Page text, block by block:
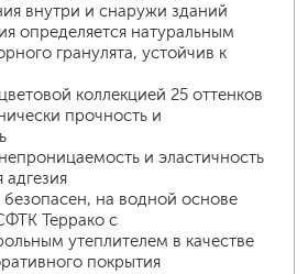
внутри и снаружи зданий
определяется натуральным
гранулята, устойчив к
коллекцией 25 оттенков
прочность и
и эластичность
адгезия
безопасен, на водной основе
Террако с
утеплителем в качестве
покрытия